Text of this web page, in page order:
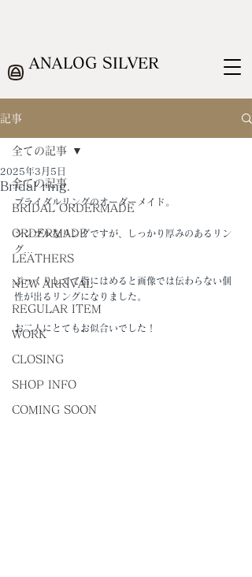
ANALOG SILVER
記事
全ての記事
BRIDAL ORDERMADE
ORDERMADE
LEATHERS
NEW ARRIVAL
REGULAR ITEM
WORK
CLOSING
SHOP INFO
COMING SOON
全ての記事
Bridal ring.
2025年3月5日
ブライダルリングのオーダーメイド。
シンプルなリングですが、しっかり厚みのあるリン
グ…
ぷっくりしてて指にはめると画像では伝わらない個
性が出るリングになりました。
お二人にとてもお似合いでした！